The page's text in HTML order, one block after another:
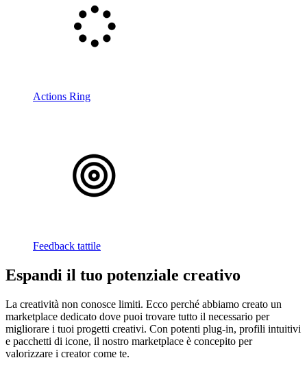
Actions Ring
Feedback tattile
Espandi il tuo potenziale creativo
La creatività non conosce limiti. Ecco perché abbiamo creato un
marketplace dedicato dove puoi trovare tutto il necessario per
migliorare i tuoi progetti creativi. Con potenti plug-in, profili intuitivi
e pacchetti di icone, il nostro marketplace è concepito per
valorizzare i creator come te.